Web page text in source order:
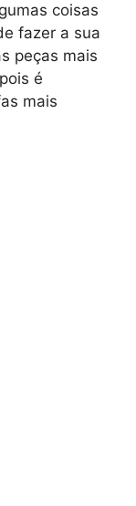
coisas
fazer a sua
peças mais
é
mais